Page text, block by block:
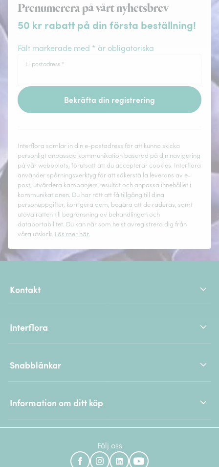
Prenumerera på vårt nyhetsbrev
50 kr rabatt på din första beställning!
Fält markerade med * är obligatoriska
E-postadress *
Bekräfta din registrering
Interflora samlar in din e-postadress för att kunna skicka
personligt anpassad kommunikation baserad på din navigering
på vår webbplats, förutsatt att du accepterar cookies. Interflora
använder spårningsverktyg för att säkerställa leverans av e-
post, utvärdera kampanjers resultat och anpassa innehållet i
kommunikationen. Du har rätt att få tillgång till dina
personuppgifter, korrigera dem, begära att de raderas, samt
utöva rätten till begränsning av behandlingen och
dataportabilitet. Du kan när som helst avregistrera dig från
våra utskick. Läs mer här.
Kontakt
Interflora
Snabblänkar
Information om ditt köp
Följ oss